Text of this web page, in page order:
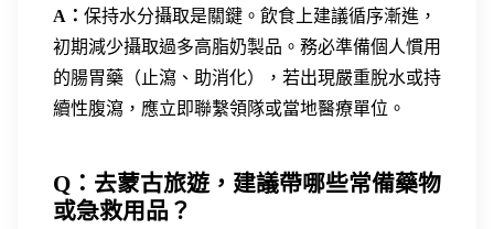
A： 保持水分攝取是關鍵。飲食上建議循序漸進，
初期減少攝取過多高脂奶製品。務必準備個人慣用
的腸胃藥（止瀉、助消化），若出現嚴重脫水或持
續性腹瀉，應立即聯繫領隊或當地醫療單位。
Q：去蒙古旅遊，建議帶哪些常備藥物
或急救用品？